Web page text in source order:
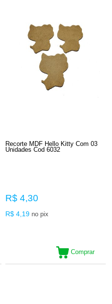
Recorte MDF Hello Kitty Com 03
Unidades Cod 6032
R$ 4,30
R$ 4,19 no pix
Comprar